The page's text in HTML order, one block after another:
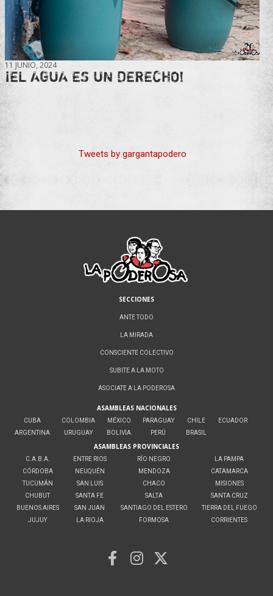
11 JUNIO, 2024
¡EL AGUA ES UN DERECHO!
Tweets by gargantapodero
SECCIONES
ANTE TODO
LA MIRADA
CONSCIENTE COLECTIVO
SUBITE A LA MOTO
ASOCIATE A LA PODEROSA
ASAMBLEAS NACIONALES
CUBA
ARGENTINA
COLOMBIA
URUGUAY
MÉXICO
BOLIVIA
PARAGUAY
PERÚ
CHILE
BRASIL
ECUADOR
ASAMBLEAS PROVINCIALES
C.A.B.A.
CÓRDOBA
TUCUMÁN
CHUBUT
BUENOS AIRES
JUJUY
ENTRE RIOS
NEUQUÉN
SAN LUIS
SANTA FE
SAN JUAN
LA RIOJA
RÍO NEGRO
MENDOZA
CHACO
SALTA
SANTIAGO DEL ESTERO
FORMOSA
LA PAMPA
CATAMARCA
MISIONES
SANTA CRUZ
TIERRA DEL FUEGO
CORRIENTES